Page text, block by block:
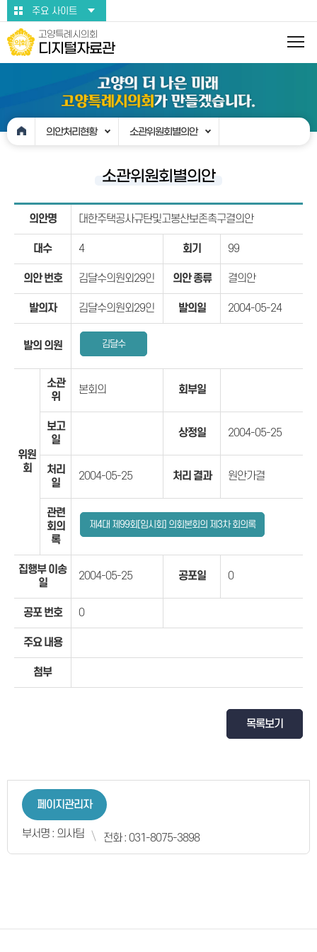
본문바로가기주요 사이트
고양특례시의회
디지털자료관
의안처리현황 소관위원회별의안
소관위원회별의안
의안명 대한주택공사규탄및고봉산보존촉구결의안
대수 4 회기 99
의안 번호 김달수의원외29인 의안 종류 결의안
발의자 김달수의원외29인 발의일 2004-05-24
발의 의원 김달수
위원
회
소관
위
본회의 회부일
보고
일
상정일 2004-05-25
처리
일
2004-05-25 처리 결과 원안가결
관련
회의
록
제4대 제99회[임시회] 의회본회의 제3차 회의록
집행부 이송
일
2004-05-25 공포일 0
공포 번호 0
주요 내용
첨부
목록보기
페이지관리자
부서명 : 의사팀 전화 : 031-8075-3898